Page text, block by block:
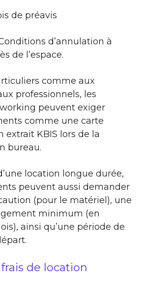
de préavis
d’annulation à
de l’espace.
comme aux
professionnels, les
peuvent exiger
comme une carte
extrait KBIS lors de la
bureau.
location longue durée,
peuvent aussi demander
(pour le matériel), une
minimum (en
ainsi qu’une période de
de location